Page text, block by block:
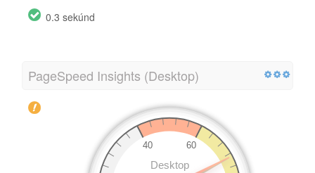
0.3 sekúnd
PageSpeed Insights (Desktop)